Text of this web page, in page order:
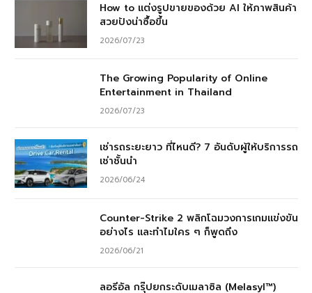
How to แต่งรูปขายของด้วย AI ให้ภาพสินค้า
สวยปังน่าซื้อขึ้น
2026/07/23
The Growing Popularity of Online
Entertainment in Thailand
2026/07/23
เช่ารถระยะยาว ที่ไหนดี? 7 อันดับผู้ให้บริการรถ
เช่าชั้นนำ
2026/06/24
Counter-Strike 2 พลิกโฉมวงการเกมแข่งขัน
อย่างไร และทำไมใคร ๆ ก็พูดถึง
2026/06/21
ลอรีอัล กรุ๊ปยกระดับเมลาซิล (Melasyl™)